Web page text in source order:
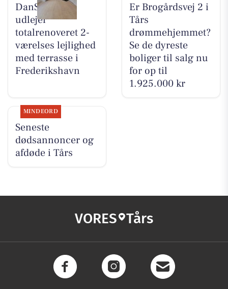
DanSeb ApS
udlejer
totalrenoveret 2-
værelses lejlighed
med terrasse i
Frederikshavn
Er Brogårdsvej 2 i
Tårs
drømmehjemmet?
Se de dyreste
boliger til salg nu
for op til
1.925.000 kr
MINDEORD
Seneste
dødsannoncer og
afdøde i Tårs
VORES Tårs